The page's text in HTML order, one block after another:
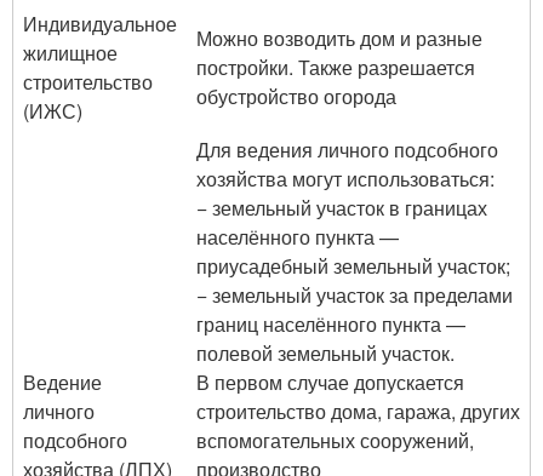
Индивидуальное
жилищное
строительство
(ИЖС)
Можно возводить дом и разные
постройки. Также разрешается
обустройство огорода
Ведение
личного
подсобного
хозяйства (ЛПХ)
Для ведения личного подсобного
хозяйства могут использоваться:
− земельный участок в границах
населённого пункта —
приусадебный земельный участок;
− земельный участок за пределами
границ населённого пункта —
полевой земельный участок.
В первом случае допускается
строительство дома, гаража, других
вспомогательных сооружений,
производство